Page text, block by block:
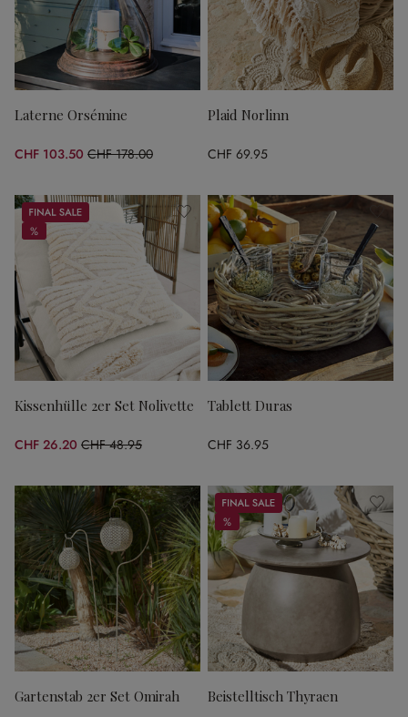
Laterne Orsémine
CHF 103.50 CHF 178.00
(41.85% gespart)
Plaid Norlinn
CHF 69.95
Sale
%
%
Kissenhülle 2er Set Nolivette
CHF 26.20 CHF 48.95
(46.48% gespart)
Tablett Duras
CHF 36.95
Gartenstab 2er Set Omirah
Sale
%
%
Beistelltisch Thyraen